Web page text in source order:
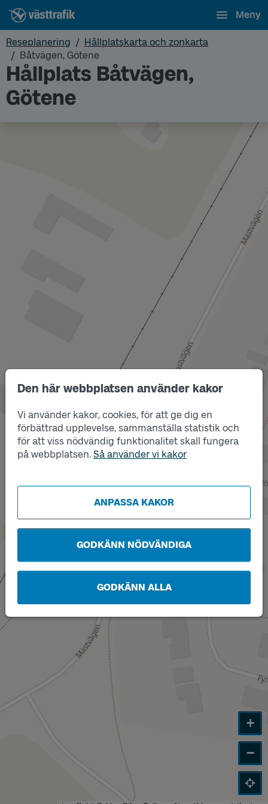
Den här webbplatsen använder kakor
Vi använder kakor, cookies, för att ge dig en
förbättrad upplevelse, sammanställa statistik och
för att viss nödvändig funktionalitet skall fungera
på webbplatsen. Så använder vi kakor
ANPASSA KAKOR
GODKÄNN NÖDVÄNDIGA
GODKÄNN ALLA
Meny
Reseplanering
Hållplatskarta och zonkarta
Båtvägen, Götene
Hållplats Båtvägen,
Götene
Läge
A
Läge
B
+
−